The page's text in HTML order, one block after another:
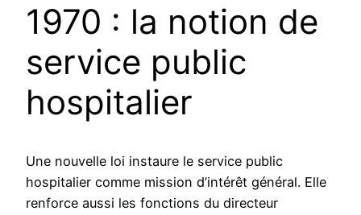
1970 : la notion de
service public
hospitalier
Une nouvelle loi instaure le service public
hospitalier comme mission d’intérêt général. Elle
renforce aussi les fonctions du directeur